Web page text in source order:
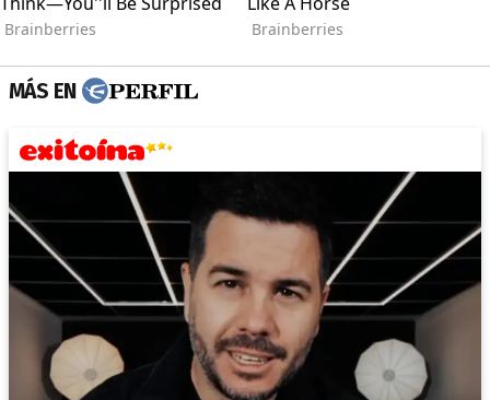
MÁS EN